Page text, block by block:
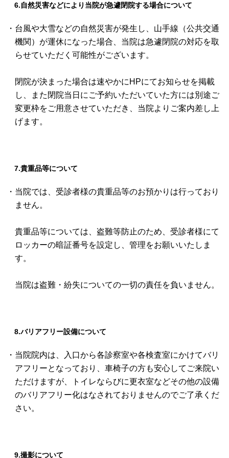
6.自然災害などにより当院が急遽閉院する場合について
・台風や大雪などの自然災害が発生し、山手線（公共交通
機関）が運休になった場合、当院は急遽閉院の対応を取
らせていただく可能性がございます。
閉院が決まった場合は速やかにHPにてお知らせを掲載
し、また閉院当日にご予約いただいていた方には別途ご
変更枠をご用意させていただき、当院よりご案内差し上
げます。
7.貴重品等について
・当院では、受診者様の貴重品等のお預かりは行っており
ません。
貴重品等については、盗難等防止のため、受診者様にて
ロッカーの暗証番号を設定し、管理をお願いいたしま
す。
当院は盗難・紛失についての一切の責任を負いません。
8.バリアフリー設備について
・当院院内は、入口から各診察室や各検査室にかけてバリ
アフリーとなっており、車椅子の方も安心してご来院い
ただけますが、トイレならびに更衣室などその他の設備
のバリアフリー化はなされておりませんのでご了承くだ
さい。
9.撮影について